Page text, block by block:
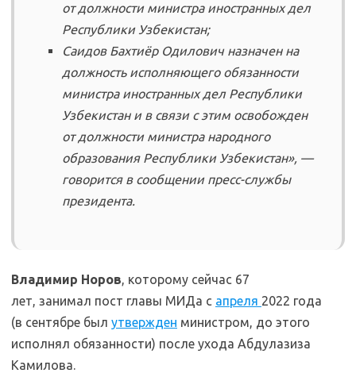
от должности министра иностранных дел
Республики Узбекистан;
Саидов Бахтиёр Одилович назначен на
должность исполняющего обязанности
министра иностранных дел Республики
Узбекистан и в связи с этим освобожден
от должности министра народного
образования Республики Узбекистан», —
говорится в сообщении пресс-службы
президента.
Владимир Норов, которому сейчас 67
лет, занимал пост главы МИДа с апреля 2022 года
(в сентябре был утвержден министром, до этого
исполнял обязанности) после ухода Абдулазиза
Камилова.